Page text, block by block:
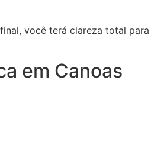
você terá clareza total
em Canoas